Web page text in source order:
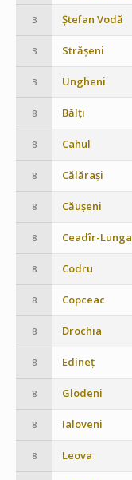
3 Ștefan Vodă
3 Strășeni
3 Ungheni
8 Bălți
8 Cahul
8 Călărași
8 Căușeni
8 Ceadîr-Lunga
8 Codru
8 Copceac
8 Drochia
8 Edineț
8 Glodeni
8 Ialoveni
8 Leova